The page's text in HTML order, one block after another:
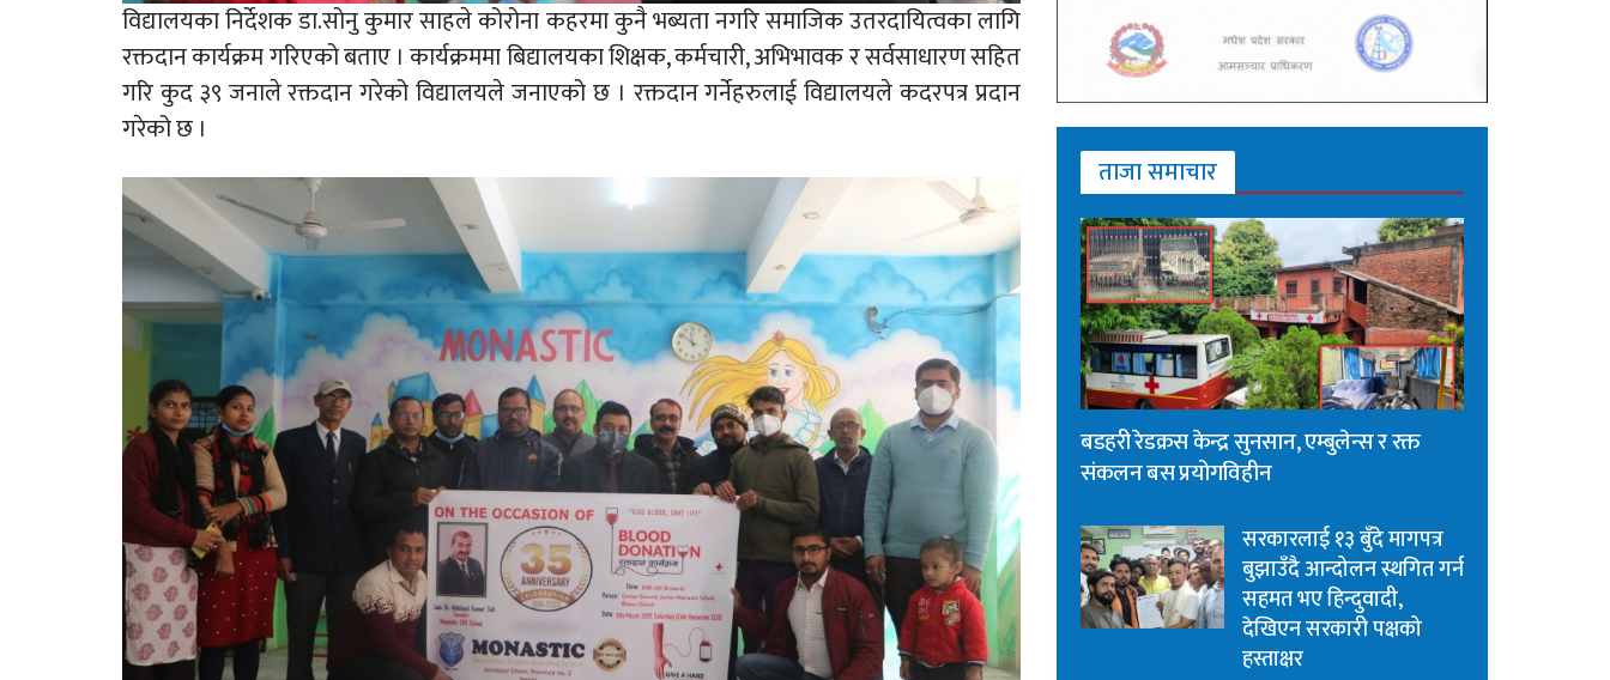
विद्यालयका निर्देशक डा.सोनु कुमार साहले कोरोना कहरमा कुनै भब्यता नगरि समाजिक उतरदायित्वका लागि
रक्तदान कार्यक्रम गरिएको बताए । कार्यक्रममा बिद्यालयका शिक्षक, कर्मचारी, अभिभावक र सर्वसाधारण सहित
गरि कुद ३९ जनाले रक्तदान गरेको विद्यालयले जनाएको छ । रक्तदान गर्नेहरुलाई विद्यालयले कदरपत्र प्रदान
गरेको छ ।
ताजा समाचार
बडहरी रेडक्रस केन्द्र सुनसान, एम्बुलेन्स र रक्त
संकलन बस प्रयोगविहीन
सरकारलाई १३ बुँदे मागपत्र
बुझाउँदै आन्दोलन स्थगित गर्न
सहमत भए हिन्दुवादी,
देखिएन सरकारी पक्षको
हस्ताक्षर